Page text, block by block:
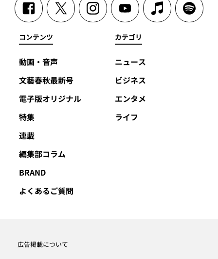
コンテンツ
動画・音声
文藝春秋最新号
電子版オリジナル
特集
連載
編集部コラム
BRAND
よくあるご質問
カテゴリ
ニュース
ビジネス
エンタメ
ライフ
広告掲載について